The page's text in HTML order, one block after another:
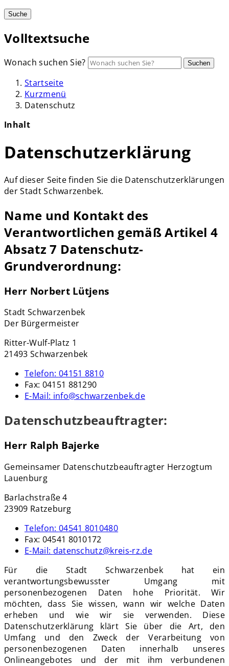
Suche
Volltextsuche
Wonach suchen Sie? Suchen
Startseite
Kurzmenü
Datenschutz
Inhalt
Datenschutzerklärung
Auf dieser Seite finden Sie die Datenschutzerklärungen
der Stadt Schwarzenbek.
Name und Kontakt des
Verantwortlichen gemäß Artikel 4
Absatz 7 Datenschutz-
Grundverordnung:
Herr Norbert Lütjens
Stadt Schwarzenbek
Der Bürgermeister
Ritter-Wulf-Platz 1
21493 Schwarzenbek
Telefon: 04151 8810
Fax: 04151 881290
E-Mail: info@schwarzenbek.de
Datenschutzbeauftragter:
Herr Ralph Bajerke
Gemeinsamer Datenschutzbeauftragter Herzogtum
Lauenburg
Barlachstraße 4
23909 Ratzeburg
Telefon: 04541 8010480
Fax: 04541 8010172
E-Mail: datenschutz@kreis-rz.de
Für die Stadt Schwarzenbek hat ein
verantwortungsbewusster Umgang mit
personenbezogenen Daten hohe Priorität. Wir
möchten, dass Sie wissen, wann wir welche Daten
erheben und wie wir sie verwenden. Diese
Datenschutzerklärung klärt Sie über die Art, den
Umfang und den Zweck der Verarbeitung von
personenbezogenen Daten innerhalb unseres
Onlineangebotes und der mit ihm verbundenen